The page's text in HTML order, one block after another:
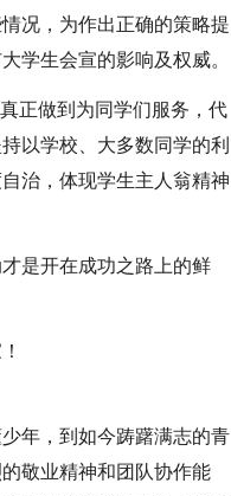
况，为作出正确的策略提
学生会宣的影响及权威。
正做到为同学们服务，代
以学校、大多数同学的利
治，体现学生主人翁精神
是开在成功之路上的鲜
年，到如今踌躇满志的青
敬业精神和团队协作能